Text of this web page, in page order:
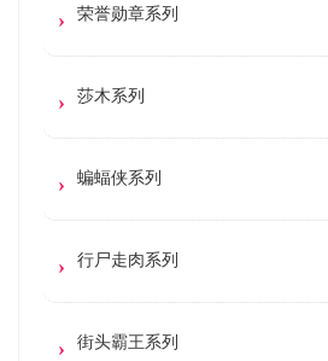
荣誉勋章系列
莎木系列
蝙蝠侠系列
行尸走肉系列
街头霸王系列